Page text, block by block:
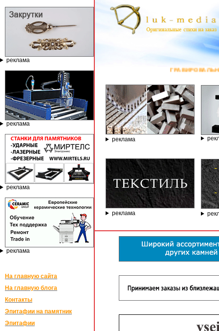
реклама
реклама
реклама
реклама
На главную сайта
На главную блога
Контакты
Эпитафии на памятник
Эпитафии
ГРАВИРОВАЛЬНЫЕ И
реклама
реклама